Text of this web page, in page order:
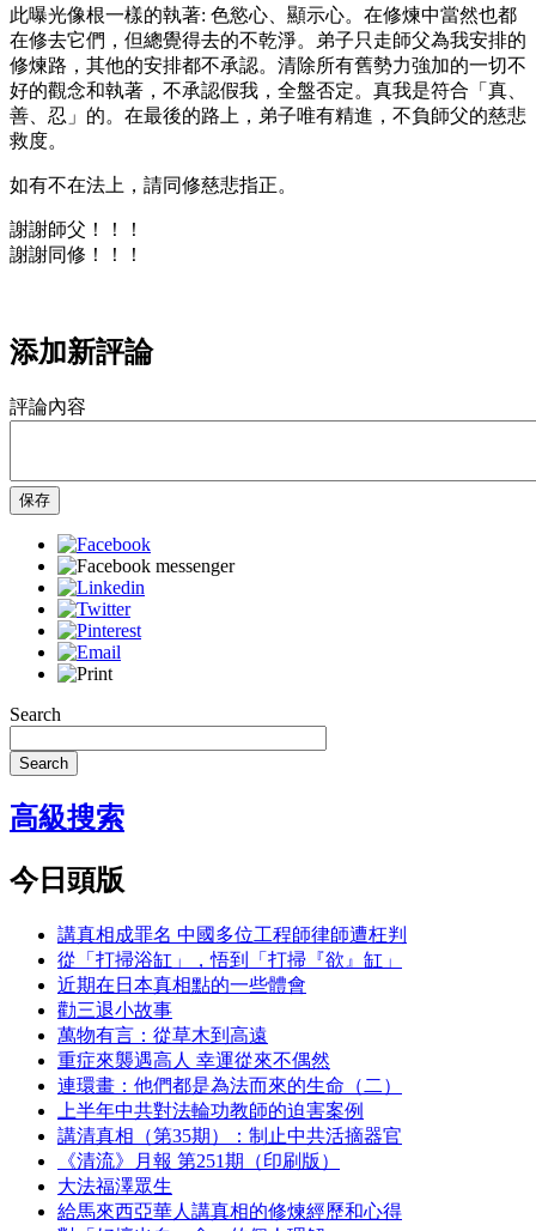
此曝光像根一樣的執著: 色慾心、顯示心。在修煉中當然也都
在修去它們，但總覺得去的不乾淨。弟子只走師父為我安排的
修煉路，其他的安排都不承認。清除所有舊勢力強加的一切不
好的觀念和執著，不承認假我，全盤否定。真我是符合「真、
善、忍」的。在最後的路上，弟子唯有精進，不負師父的慈悲
救度。
如有不在法上，請同修慈悲指正。
謝謝師父！！！
謝謝同修！！！
添加新評論
評論內容
保存
Search
Search
高級搜索
今日頭版
講真相成罪名 中國多位工程師律師遭枉判
從「打掃浴缸」，悟到「打掃『欲』缸」
近期在日本真相點的一些體會
勸三退小故事
萬物有言：從草木到高遠
重症來襲遇高人 幸運從來不偶然
連環畫：他們都是為法而來的生命（二）
上半年中共對法輪功教師的迫害案例
講清真相（第35期）：制止中共活摘器官
《清流》月報 第251期（印刷版）
大法福澤眾生
給馬來西亞華人講真相的修煉經歷和心得